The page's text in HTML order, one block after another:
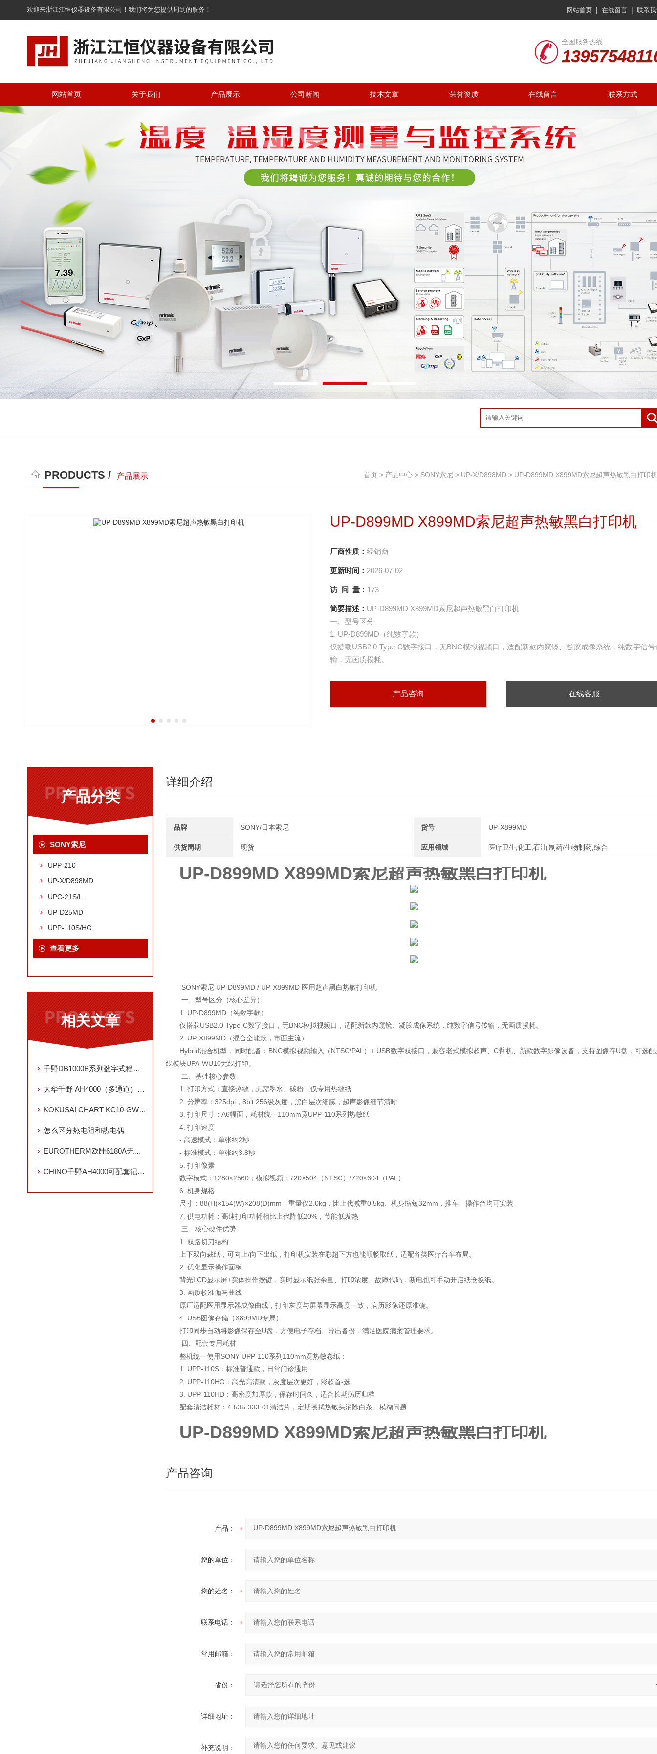
欢迎来浙江江恒仪器设备有限公司！我们将为您提供周到的服务！ 网站首页 | 在线留言 | 联系
全国服务热线
网站首页 关于我们 产品展示 公司新闻 技术文章 荣誉资质 在线留言 联系方式
PRODUCTS / 产品展示 首页 > 产品中心 > SONY索尼 > UP-X/D898MD > UP-D899MD X899MD索尼超声热敏黑白打印机
UP-D899MD X899MD索尼超声热敏黑白打印机
厂商性质： 经销商
更新时间： 2026-07-02
访 问 量： 173
简要描述： UP-D899MD X899MD索尼超声热敏黑白打印机
一、型号区分
1. UP-D899MD（纯数字款）
仅搭载USB2.0 Type-C数字接口，无BNC模拟视频口，适配新款内窥镜、凝胶成像系统，纯数字信号
输，无画质损耗。
产品咨询 在线客服
产品分类
SONY索尼
UPP-210
UP-X/D898MD
UPC-21S/L
UP-D25MD
UPP-110S/HG
查看更多
相关文章
千野DB1000B系列数字式程序调节仪（DB1011BS00-G0A）
大华千野 AH4000（多通道）与 AL4000（轻量化）记录仪对比
KOKUSAI CHART KC10-GWC/KC10-GMC壁挂式温湿度记录仪
怎么区分热电阻和热电偶
EUROTHERM欧陆6180A无纸记录仪的工业级解决方案
CHINO千野AH4000可配套记录纸及色带
详细介绍
品牌 SONY/日本索尼 货号 UP-X899MD
供货周期 现货 应用领域 医疗卫生,化工,石油,制药/生物制药,综合
UP-D899MD X899MD索尼超声热敏黑白打印机
SONY索尼 UP-D899MD / UP-X899MD 医用超声黑白热敏打印机
一、型号区分（核心差异）
1. UP-D899MD（纯数字款）
仅搭载USB2.0 Type-C数字接口，无BNC模拟视频口，适配新款内窥镜、凝胶成像系统，纯数字信号传输，无画质损耗。
2. UP-X899MD（混合全能款，市面主流）
Hybrid混合机型，同时配备：BNC模拟视频输入（NTSC/PAL）+ USB数字双接口，兼容老式模拟超声、C臂机、新款数字影像设备，支持图像存U盘，可选配
线模块UPA-WU10无线打印。
二、基础核心参数
1. 打印方式：直接热敏，无需墨水、碳粉，仅专用热敏纸
2. 分辨率：325dpi，8bit 256级灰度，黑白层次细腻，超声影像细节清晰
3. 打印尺寸：A6幅面，耗材统一110mm宽UPP-110系列热敏纸
4. 打印速度
- 高速模式：单张约2秒
- 标准模式：单张约3.8秒
5. 打印像素
数字模式：1280×2560；模拟视频：720×504（NTSC）/720×604（PAL）
6. 机身规格
尺寸：88(H)×154(W)×208(D)mm；重量仅2.0kg，比上代减重0.5kg、机身缩短32mm，推车、操作台均可安装
7. 供电功耗：高速打印功耗相比上代降低20%，节能低发热
三、核心硬件优势
1. 双路切刀结构
上下双向裁纸，可向上/向下出纸，打印机安装在彩超下方也能顺畅取纸，适配各类医疗台车布局。
2. 优化显示操作面板
背光LCD显示屏+实体操作按键，实时显示纸张余量、打印浓度、故障代码，断电也可手动开启纸仓换纸。
3. 画质校准伽马曲线
原厂适配医用显示器成像曲线，打印灰度与屏幕显示高度一致，病历影像还原准确。
4. USB图像存储（X899MD专属）
打印同步自动将影像保存至U盘，方便电子存档、导出备份，满足医院病案管理要求。
四、配套专用耗材
整机统一使用SONY UPP-110系列110mm宽热敏卷纸：
1. UPP-110S：标准普通款，日常门诊通用
2. UPP-110HG：高光高清款，灰度层次更好，彩超首-选
3. UPP-110HD：高密度加厚款，保存时间久，适合长期病历归档
配套清洁耗材：4-535-333-01清洁片，定期擦拭热敏头消除白条、模糊问题
UP-D899MD X899MD索尼超声热敏黑白打印机
产品咨询
产品：
您的单位：
您的姓名：
联系电话：
常用邮箱：
省份：
详细地址：
补充说明：